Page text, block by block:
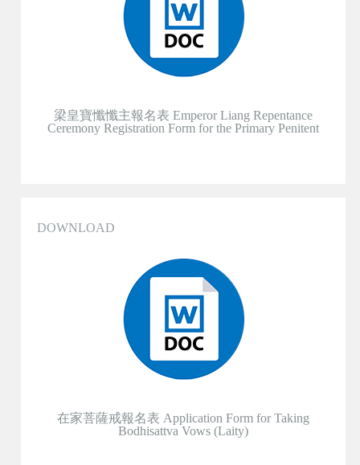
梁皇寶懺懺主報名表 Emperor Liang Repentance
Ceremony Registration Form for the Primary Penitent
DOWNLOAD
在家菩薩戒報名表 Application Form for Taking
Bodhisattva Vows (Laity)